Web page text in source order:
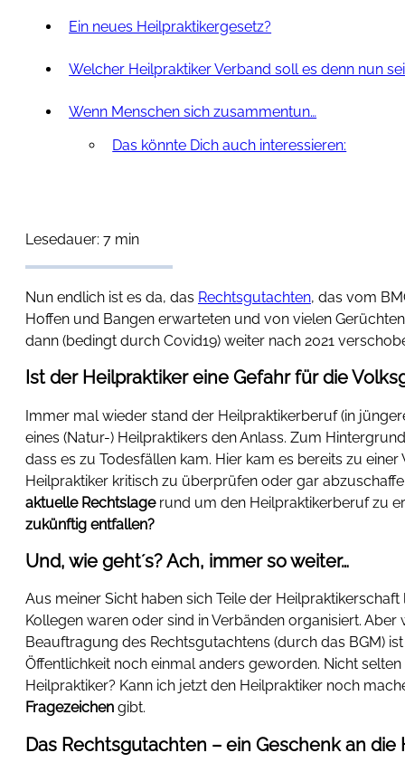
Ein neues Heilpraktikergesetz?
Welcher Heilpraktiker Verband soll es denn nun
Wenn Menschen sich zusammentun…
Das könnte Dich auch interessieren:
Lesedauer: 7 min
Nun endlich ist es da, das Rechtsgutachten, das vom
Hoffen und Bangen erwarteten und von vielen
dann (bedingt durch Covid19) weiter nach 2021
Ist der Heilpraktiker eine Gefahr für die
Immer mal wieder stand der Heilpraktikerberuf (in
eines (Natur-) Heilpraktikers den Anlass. Zum
dass es zu Todesfällen kam. Hier kam es bereits zu
Heilpraktiker kritisch zu überprüfen oder gar
aktuelle Rechtslagerund um den Heilpraktikerberuf zu
zukünftig entfallen?
Und, wie geht´s? Ach, immer so weiter…
Aus meiner Sicht haben sich Teile der
Kollegen waren oder sind in Verbänden organisiert.
Beauftragung des Rechtsgutachtens (durch das BGM)
Öffentlichkeit noch einmal anders geworden. Nicht
Heilpraktiker? Kann ich jetzt den Heilpraktiker noch
Fragezeichen gibt.
Das Rechtsgutachten – ein Geschenk an